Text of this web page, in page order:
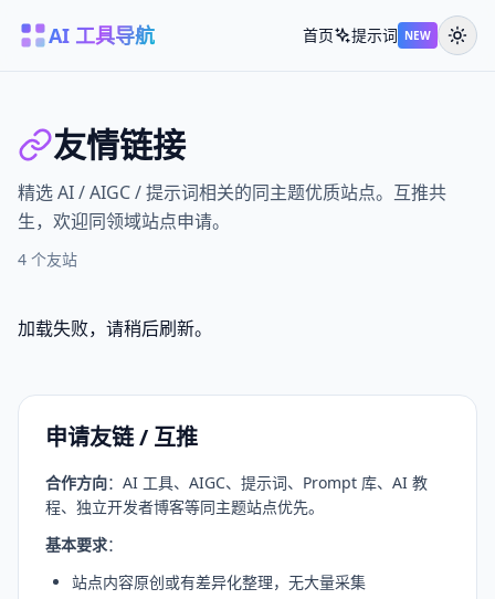
AI 工具导航 首页 提示词 NEW
友情链接
精选 AI / AIGC / 提示词相关的同主题优质站点。互推共
生，欢迎同领域站点申请。
4 个友站
加载失败，请稍后刷新。
申请友链 / 互推
合作方向：AI 工具、AIGC、提示词、Prompt 库、AI 教
程、独立开发者博客等同主题站点优先。
基本要求：
站点内容原创或有差异化整理，无大量采集